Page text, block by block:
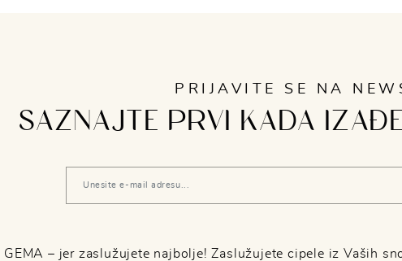
PRIJAVITE SE NA
SAZNAJTE PRVI KADA
GEMA – jer zaslužujete najbolje! Zaslužujete cipele iz Vaših